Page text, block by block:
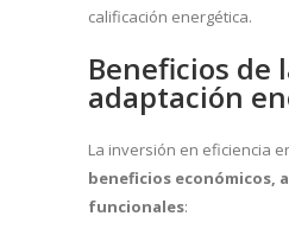
calificación energética.
Beneficios de
adaptación
La inversión en eficiencia
beneficios económicos,
funcionales: